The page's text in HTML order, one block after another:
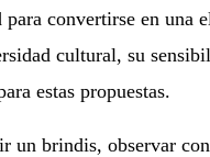
convertirse en una
cultural, su
estas propuestas.
un brindis, observar